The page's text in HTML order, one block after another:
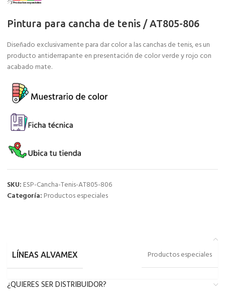
Pintura para cancha de tenis / AT805-806
Diseñado exclusivamente para dar color a las canchas de tenis, es un
producto antiderrapante en presentación de color verde y rojo con
acabado mate.
SKU: ESP-Cancha-Tenis-AT805-806
Categoría: Productos especiales
LÍNEAS ALVAMEX Productos especiales
¿QUIERES SER DISTRIBUIDOR?